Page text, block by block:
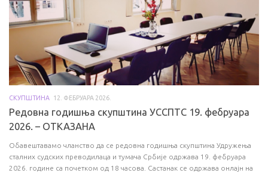
СКУПШТИНА 12. ФЕБРУАРА 2026.
Редовна годишња скупштина УССПТС 19. фебруара
2026. – ОТКАЗАНА
Обавештавамо чланство да се редовна годишња скупштина Удружења
сталних судских преводилаца и тумача Србије одржава 19. фебруара
2026. године са почетком од 18 часова. Састанак се одржава онлајн на